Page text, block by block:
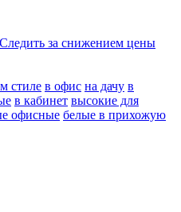
Следить за снижением цены
стиле в офис на дачу в
в кабинет высокие для
офисные белые в прихожую